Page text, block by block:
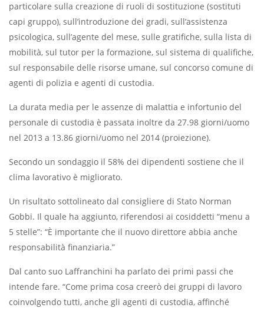
particolare sulla creazione di ruoli di sostituzione (sostituti
capi gruppo), sull’introduzione dei gradi, sull’assistenza
psicologica, sull’agente del mese, sulle gratifiche, sulla lista di
mobilità, sul tutor per la formazione, sul sistema di qualifiche,
sul responsabile delle risorse umane, sul concorso comune di
agenti di polizia e agenti di custodia.
La durata media per le assenze di malattia e infortunio del
personale di custodia è passata inoltre da 27.98 giorni/uomo
nel 2013 a 13.86 giorni/uomo nel 2014 (proiezione).
Secondo un sondaggio il 58% dei dipendenti sostiene che il
clima lavorativo è migliorato.
Un risultato sottolineato dal consigliere di Stato Norman
Gobbi. Il quale ha aggiunto, riferendosi ai cosiddetti “menu a
5 stelle”: “È importante che il nuovo direttore abbia anche
responsabilità finanziaria.”
Dal canto suo Laffranchini ha parlato dei primi passi che
intende fare. “Come prima cosa creerò dei gruppi di lavoro
coinvolgendo tutti, anche gli agenti di custodia, affinché